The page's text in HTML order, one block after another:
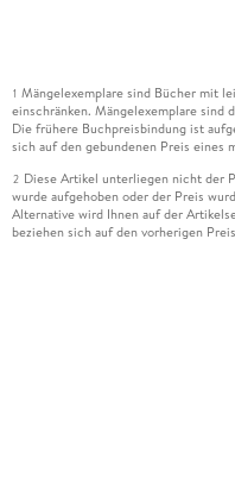
1 Mängelexemplare sind Bücher mit
einschränken. Mängelexemplare sind
Die frühere Buchpreisbindung ist
sich auf den gebundenen Preis eines
2 Diese Artikel unterliegen nicht der
wurde aufgehoben oder der Preis
Alternative wird Ihnen auf der
beziehen sich auf den vorherigen